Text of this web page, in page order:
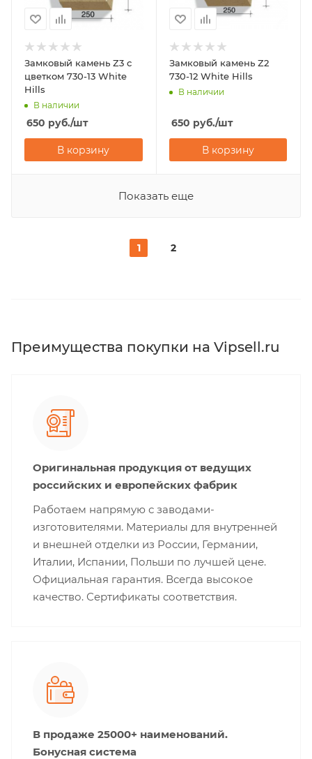
Замковый камень Z3 с
цветком 730-13 White
Hills
В наличии
650 руб./шт
В корзину
Замковый камень Z2
730-12 White Hills
В наличии
650 руб./шт
В корзину
Показать еще
1 2
Преимущества покупки на Vipsell.ru
Оригинальная продукция от ведущих
российских и европейских фабрик
Работаем напрямую с заводами-
изготовителями. Материалы для внутренней
и внешней отделки из России, Германии,
Италии, Испании, Польши по лучшей цене.
Официальная гарантия. Всегда высокое
качество. Сертификаты соответствия.
В продаже 25000+ наименований.
Бонусная система